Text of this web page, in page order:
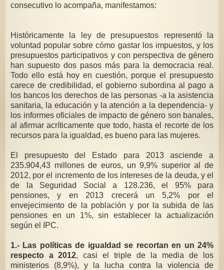
consecutivo lo acompaña, manifestamos:
Históricamente la ley de presupuestos representó la
voluntad popular sobre cómo gastar los impuestos, y los
presupuestos participativos y con perspectiva de género
han supuesto dos pasos más para la democracia real.
Todo ello está hoy en cuestión, porque el presupuesto
carece de credibilidad, el gobierno subordina al pago a
los bancos los derechos de las personas -a la asistencia
sanitaria, la educación y la atención a la dependencia- y
los informes oficiales de impacto de género son banales,
al afirmar acríticamente que todo, hasta el recorte de los
recursos para la igualdad, es bueno para las mujeres.
El presupuesto del Estado para 2013 asciende a
235.904,43 millones de euros, un 9,9% superior al de
2012, por el incremento de los intereses de la deuda, y el
de la Seguridad Social a 128.236, el 95% para
pensiones, y en 2013 crecerá un 5,2% por el
envejecimiento de la población y por la subida de las
pensiones en un 1%, sin establecer la actualización
según el IPC.
1.- Las políticas de igualdad se recortan en un 24%
respecto a 2012, casi el triple de la media de los
ministerios (8,9%), y la lucha contra la violencia de